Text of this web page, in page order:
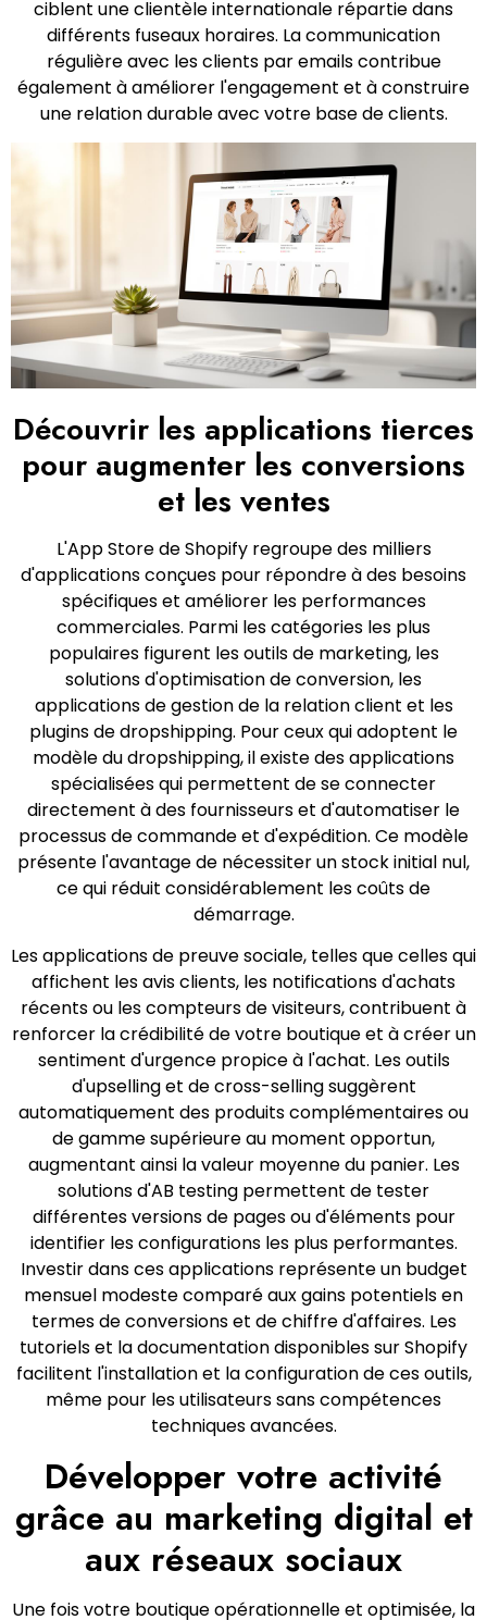
ciblent une clientèle internationale répartie dans
différents fuseaux horaires. La communication
régulière avec les clients par emails contribue
également à améliorer l'engagement et à construire
une relation durable avec votre base de clients.
Découvrir les applications tierces
pour augmenter les conversions
et les ventes
L'App Store de Shopify regroupe des milliers
d'applications conçues pour répondre à des besoins
spécifiques et améliorer les performances
commerciales. Parmi les catégories les plus
populaires figurent les outils de marketing, les
solutions d'optimisation de conversion, les
applications de gestion de la relation client et les
plugins de dropshipping. Pour ceux qui adoptent le
modèle du dropshipping, il existe des applications
spécialisées qui permettent de se connecter
directement à des fournisseurs et d'automatiser le
processus de commande et d'expédition. Ce modèle
présente l'avantage de nécessiter un stock initial nul,
ce qui réduit considérablement les coûts de
démarrage.
Les applications de preuve sociale, telles que celles qui
affichent les avis clients, les notifications d'achats
récents ou les compteurs de visiteurs, contribuent à
renforcer la crédibilité de votre boutique et à créer un
sentiment d'urgence propice à l'achat. Les outils
d'upselling et de cross-selling suggèrent
automatiquement des produits complémentaires ou
de gamme supérieure au moment opportun,
augmentant ainsi la valeur moyenne du panier. Les
solutions d'AB testing permettent de tester
différentes versions de pages ou d'éléments pour
identifier les configurations les plus performantes.
Investir dans ces applications représente un budget
mensuel modeste comparé aux gains potentiels en
termes de conversions et de chiffre d'affaires. Les
tutoriels et la documentation disponibles sur Shopify
facilitent l'installation et la configuration de ces outils,
même pour les utilisateurs sans compétences
techniques avancées.
Développer votre activité
grâce au marketing digital et
aux réseaux sociaux
Une fois votre boutique opérationnelle et optimisée, la